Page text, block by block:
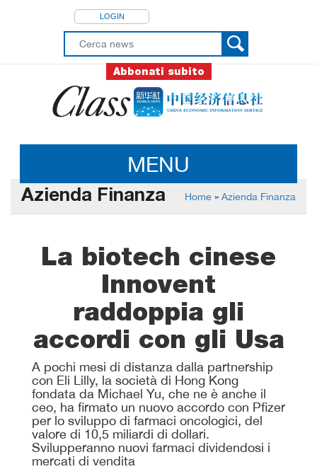
LOGIN
Abbonati subito
MENU
Azienda Finanza Home » Azienda Finanza
La biotech cinese
Innovent
raddoppia gli
accordi con gli Usa
A pochi mesi di distanza dalla partnership
con Eli Lilly, la società di Hong Kong
fondata da Michael Yu, che ne è anche il
ceo, ha firmato un nuovo accordo con Pfizer
per lo sviluppo di farmaci oncologici, del
valore di 10,5 miliardi di dollari.
Svilupperanno nuovi farmaci dividendosi i
mercati di vendita